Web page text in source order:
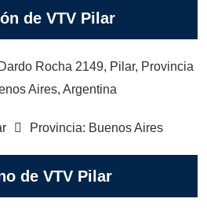
de VTV Pilar
Rocha 2149, Pilar, Provincia
Aires, Argentina
Provincia: Buenos Aires
de VTV Pilar